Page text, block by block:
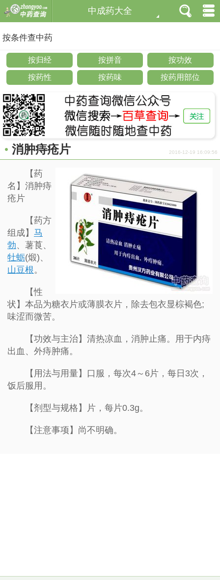
中成药大全
按条件查中药
按归经 按拼音 按功效
按药性 按药味 按药用部位
消肿痔疮片 2016-12-19 16:09:56
【药
名】消肿痔
疮片
【药方
组成】 马
勃、薯莨、
牡蛎(煅)、
山豆根。
【性
状】本品为糖衣片或薄膜衣片，除去包衣显棕褐色;
味涩而微苦。
【功效与主治】清热凉血，消肿止痛。用于内痔
出血、外痔肿痛。
【用法与用量】口服，每次4～6片，每日3次，
饭后服用。
【剂型与规格】片，每片0.3g。
【注意事项】尚不明确。